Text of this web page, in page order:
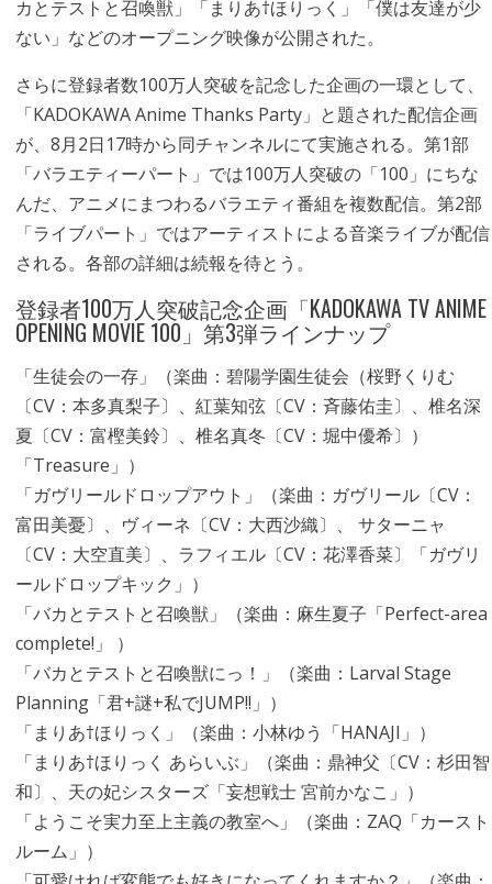
カとテストと召喚獣」「まりあ†ほりっく」「僕は友達が少
ない」などのオープニング映像が公開された。
さらに登録者数100万人突破を記念した企画の一環として、
「KADOKAWA Anime Thanks Party」と題された配信企画
が、8月2日17時から同チャンネルにて実施される。第1部
「バラエティーパート」では100万人突破の「100」にちな
んだ、アニメにまつわるバラエティ番組を複数配信。第2部
「ライブパート」ではアーティストによる音楽ライブが配信
される。各部の詳細は続報を待とう。
登録者100万人突破記念企画「KADOKAWA TV ANIME
OPENING MOVIE 100」第3弾ラインナップ
「生徒会の一存」（楽曲：碧陽学園生徒会（桜野くりむ
〔CV：本多真梨子〕、紅葉知弦〔CV：斉藤佑圭〕、椎名深
夏〔CV：富樫美鈴〕、椎名真冬〔CV：堀中優希〕）
「Treasure」）
「ガヴリールドロップアウト」（楽曲：ガヴリール〔CV：
富田美憂〕、ヴィーネ〔CV：大西沙織〕、 サターニャ
〔CV：大空直美〕、ラフィエル〔CV：花澤香菜〕「ガヴリ
ールドロップキック」）
「バカとテストと召喚獣」（楽曲：麻生夏子「Perfect-area
complete!」 ）
「バカとテストと召喚獣にっ！」（楽曲：Larval Stage
Planning「君+謎+私でJUMP!!」）
「まりあ†ほりっく」（楽曲：小林ゆう「HANAJI」）
「まりあ†ほりっく あらいぶ」（楽曲：鼎神父〔CV：杉田智
和〕、天の妃シスターズ「妄想戦士 宮前かなこ」）
「ようこそ実力至上主義の教室へ」（楽曲：ZAQ「カースト
ルーム」）